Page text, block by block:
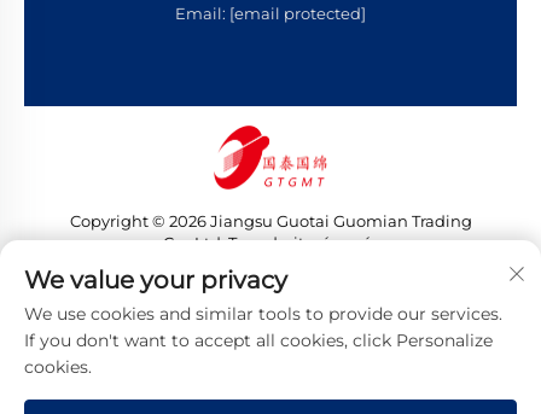
Email: [email protected]
Copyright © 2026 Jiangsu Guotai Guomian Trading
Co., Ltd. Tous droits réservés
Politique de confidentialité
We value your privacy
We use cookies and similar tools to provide our services.
If you don't want to accept all cookies, click Personalize
cookies.